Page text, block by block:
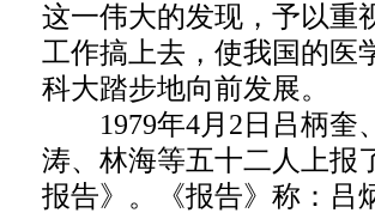
这一伟大的发现，予以重
工作搞上去，使我国的医
科大踏步地向前发展。
1979年4月2日吕柄奎
涛、林海等五十二人上报
报告》。《报告》称：吕